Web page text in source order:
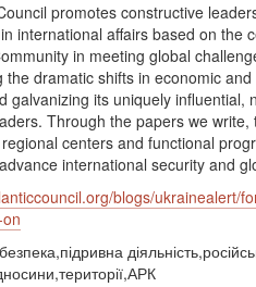
promotes constructive
international affairs based on the
in meeting global
the dramatic shifts in economic
galvanizing its uniquely
Through the papers we
centers and functional
international security and
blogs/ukrainealert/